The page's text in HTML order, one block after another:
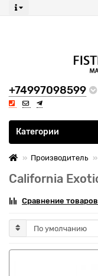
+74997098599
Все категории
Категории
Производитель
California
Сравнение